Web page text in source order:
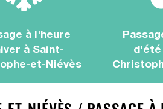
à l'heure
à Saint-
et-Niévès
d'été